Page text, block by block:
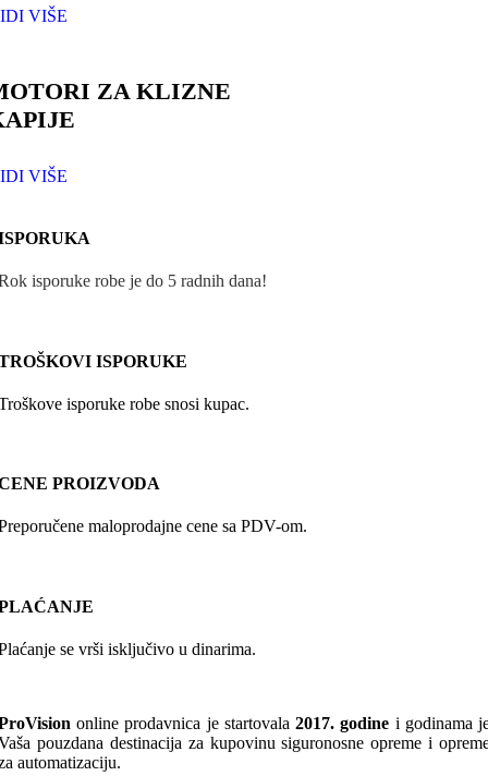
VIŠE
ZA KLIZNE
VIŠE
isporuke robe je do 5 radnih dana!
ISPORUKE
isporuke robe snosi kupac.
PROIZVODA
maloprodajne cene sa PDV-om.
se vrši isključivo u dinarima.
online prodavnica je startovala2017. godine i godinama
pouzdana destinacija za kupovinu siguronosne opreme i
automatizaciju.